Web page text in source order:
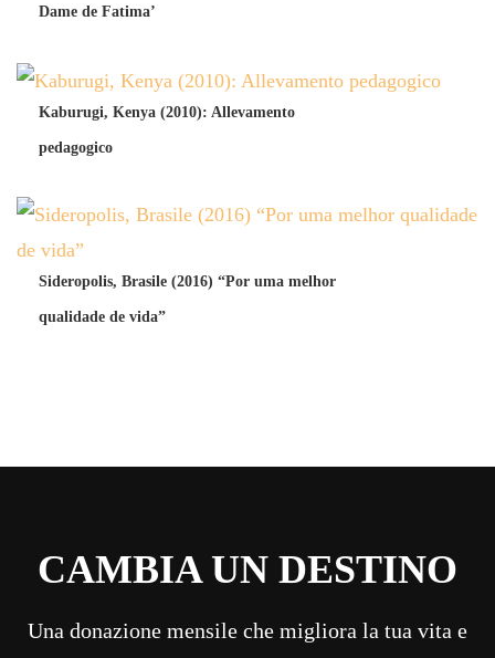
Dame de Fatima’
Kaburugi, Kenya (2010): Allevamento
pedagogico
Sideropolis, Brasile (2016) “Por uma melhor
qualidade de vida”
CAMBIA UN DESTINO
Una donazione mensile che migliora la tua vita e